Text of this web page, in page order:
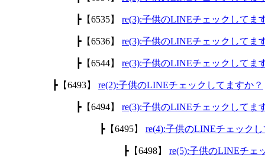
┣【6535】 re(3):子供のLINEチェックしてま
┣【6536】 re(3):子供のLINEチェックしてま
┣【6544】 re(3):子供のLINEチェックしてま
┣【6493】 re(2):子供のLINEチェックしてますか？
┣【6494】 re(3):子供のLINEチェックしてま
┣【6495】 re(4):子供のLINEチェック
┣【6498】 re(5):子供のLINEチェ